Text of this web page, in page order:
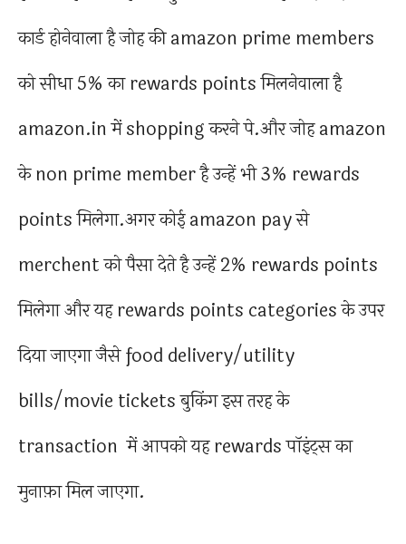
कार्ड होनेवाला है जोह की amazon prime members
को सीधा 5% का rewards points मिलनेवाला है
amazon.in में shopping करने पे.और जोह amazon
के non prime member है उन्हें भी 3% rewards
points मिलेगा.अगर कोई amazon pay से
merchent को पैसा देते है उन्हें 2% rewards points
मिलेगा और यह rewards points categories के उपर
दिया जाएगा जैसे food delivery/utility
bills/movie tickets बुकिंग इस तरह के
transaction में आपको यह rewards पॉइंट्स का
मुनाफ़ा मिल जाएगा.